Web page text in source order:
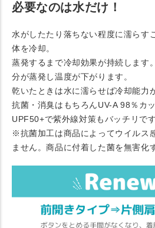
必要なのは水だけ！
水がしたたり落ちない程度に濡らす
体を冷却。
蒸発するまで冷却効果が持続します
分が蒸発し温度が下がります。
乾いたときは水に濡らせば冷却能力
抗菌・消臭はもちろんUV-A 98％カ
UPF50+で紫外線対策もバッチリです
※抗菌加工は商品によってウイルス
ません。商品に付着した菌を無害化